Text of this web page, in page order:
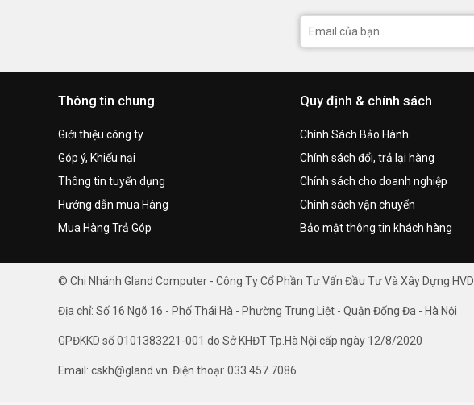
Thông tin chung
Giới thiệu công ty
Góp ý, Khiếu nại
Thông tin tuyển dụng
Hướng dẫn mua Hàng
Mua Hàng Trả Góp
Quy định & chính sách
Chính Sách Bảo Hành
Chính sách đổi, trả lại hàng
Chính sách cho doanh nghiệp
Chính sách vận chuyển
Bảo mật thông tin khách hàng
© Chi Nhánh Gland Computer - Công Ty Cổ Phần Tư Vấn Đầu Tư Và Xây Dựng HVD
Địa chỉ: Số 16 Ngõ 16 - Phố Thái Hà - Phường Trung Liệt - Quận Đống Đa - Hà Nội
GPĐKKD số 0101383221-001 do Sở KHĐT Tp.Hà Nội cấp ngày 12/8/2020
Email: cskh@gland.vn. Điện thoại: 033.457.7086